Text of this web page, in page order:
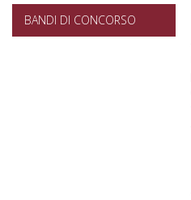
BANDI DI CONCORSO